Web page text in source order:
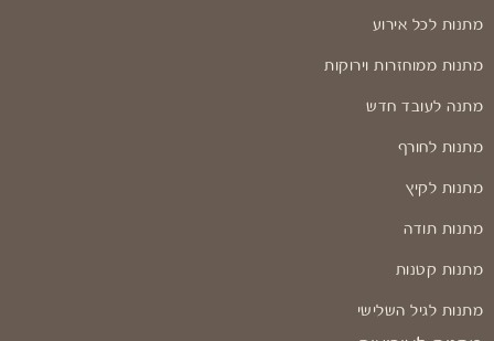
מתנות לכל אירוע
מתנות ממוחזרות וירוקות
מתנה לעובד חדש
מתנות לחורף
מתנות לקיץ
מתנות תודה
מתנות קטנות
מתנות לגיל השלישי